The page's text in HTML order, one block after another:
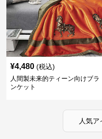
¥4,480 (税込)
人間製未来的ティーン向けブラ
ンケット
人気